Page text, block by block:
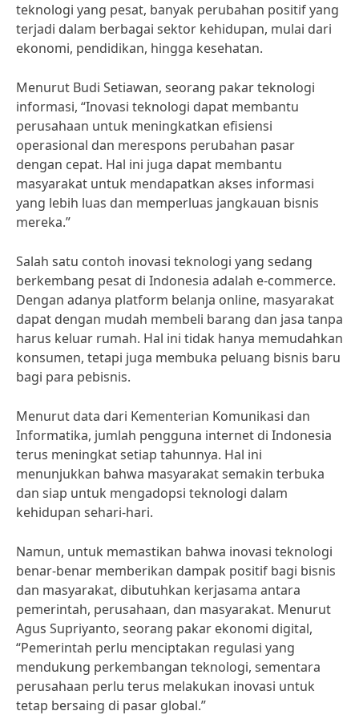
teknologi yang pesat, banyak perubahan positif yang
terjadi dalam berbagai sektor kehidupan, mulai dari
ekonomi, pendidikan, hingga kesehatan.
Menurut Budi Setiawan, seorang pakar teknologi
informasi, “Inovasi teknologi dapat membantu
perusahaan untuk meningkatkan efisiensi
operasional dan merespons perubahan pasar
dengan cepat. Hal ini juga dapat membantu
masyarakat untuk mendapatkan akses informasi
yang lebih luas dan memperluas jangkauan bisnis
mereka.”
Salah satu contoh inovasi teknologi yang sedang
berkembang pesat di Indonesia adalah e-commerce.
Dengan adanya platform belanja online, masyarakat
dapat dengan mudah membeli barang dan jasa tanpa
harus keluar rumah. Hal ini tidak hanya memudahkan
konsumen, tetapi juga membuka peluang bisnis baru
bagi para pebisnis.
Menurut data dari Kementerian Komunikasi dan
Informatika, jumlah pengguna internet di Indonesia
terus meningkat setiap tahunnya. Hal ini
menunjukkan bahwa masyarakat semakin terbuka
dan siap untuk mengadopsi teknologi dalam
kehidupan sehari-hari.
Namun, untuk memastikan bahwa inovasi teknologi
benar-benar memberikan dampak positif bagi bisnis
dan masyarakat, dibutuhkan kerjasama antara
pemerintah, perusahaan, dan masyarakat. Menurut
Agus Supriyanto, seorang pakar ekonomi digital,
“Pemerintah perlu menciptakan regulasi yang
mendukung perkembangan teknologi, sementara
perusahaan perlu terus melakukan inovasi untuk
tetap bersaing di pasar global.”